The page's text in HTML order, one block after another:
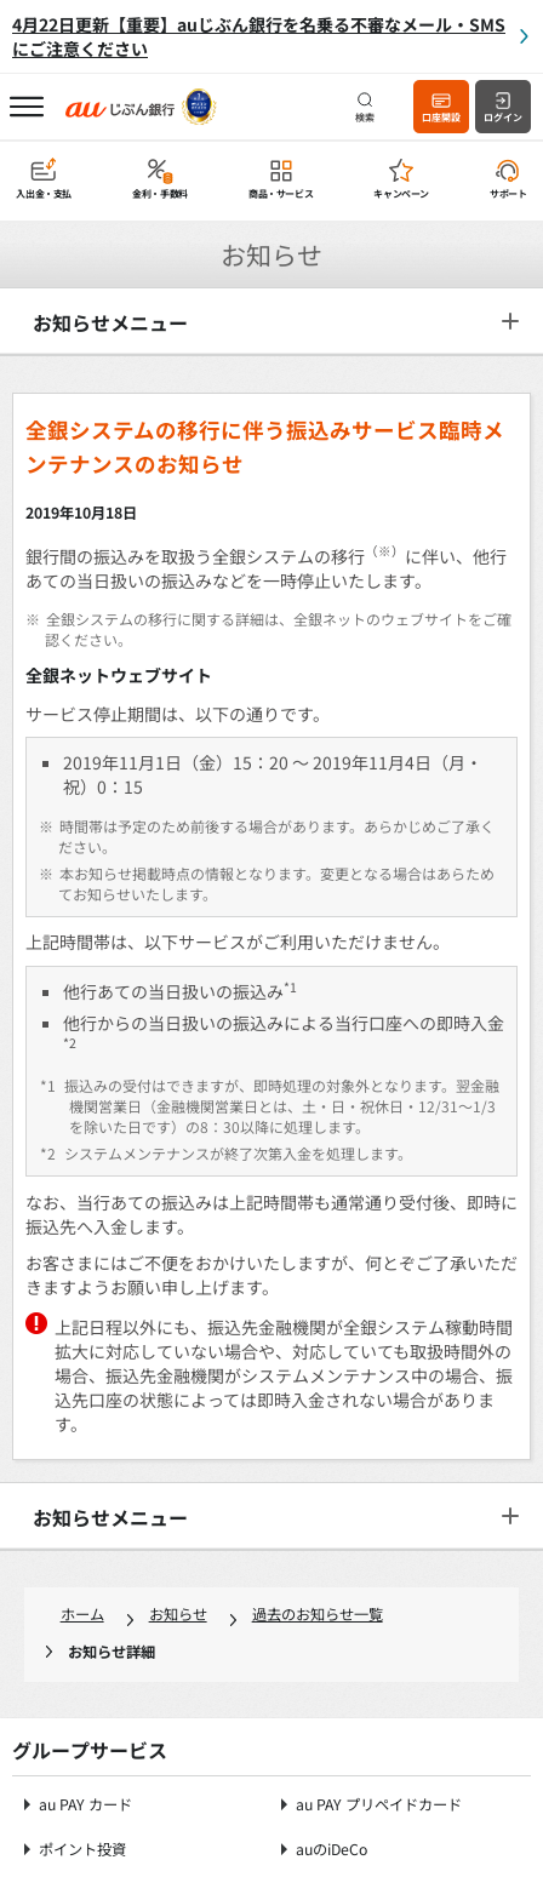
4月22日更新【重要】auじぶん銀行を名乗る不審なメール・SMS
にご注意ください
検索 口座開設 ログイン
入出金・支払 金利・手数料 商品・サービス キャンペーン サポート
お知らせ
お知らせメニュー
全銀システムの移行に伴う振込みサービス臨時メ
ンテナンスのお知らせ
2019年10月18日
銀行間の振込みを取扱う全銀システムの移行 （※） に伴い、他行
あての当日扱いの振込みなどを一時停止いたします。
※ 全銀システムの移行に関する詳細は、全銀ネットのウェブサイトをご確
認ください。
全銀ネットウェブサイト
サービス停止期間は、以下の通りです。
2019年11月1日（金）15：20 ～ 2019年11月4日（月・
祝）0：15
※ 時間帯は予定のため前後する場合があります。あらかじめご了承く
ださい。
※ 本お知らせ掲載時点の情報となります。変更となる場合はあらため
てお知らせいたします。
上記時間帯は、以下サービスがご利用いただけません。
他行あての当日扱いの振込み*1
他行からの当日扱いの振込みによる当行口座への即時入金
*2
*1 振込みの受付はできますが、即時処理の対象外となります。翌金融
機関営業日（金融機関営業日とは、土・日・祝休日・12/31～1/3
を除いた日です）の8：30以降に処理します。
*2 システムメンテナンスが終了次第入金を処理します。
なお、当行あての振込みは上記時間帯も通常通り受付後、即時に
振込先へ入金します。
お客さまにはご不便をおかけいたしますが、何とぞご了承いただ
きますようお願い申し上げます。
上記日程以外にも、振込先金融機関が全銀システム稼動時間
拡大に対応していない場合や、対応していても取扱時間外の
場合、振込先金融機関がシステムメンテナンス中の場合、振
込先口座の状態によっては即時入金されない場合がありま
す。
お知らせメニュー
ホーム お知らせ
過去のお知らせ一覧
お知らせ詳細
グループサービス
au PAY カード au PAY プリペイドカード
ポイント投資 auのiDeCo